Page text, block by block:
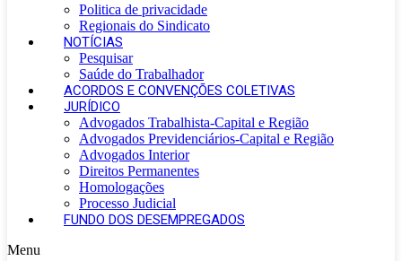
Politica de privacidade
Regionais do Sindicato
NOTÍCIAS
Pesquisar
Saúde do Trabalhador
ACORDOS E CONVENÇÕES COLETIVAS
JURÍDICO
Advogados Trabalhista-Capital e Região
Advogados Previdenciários-Capital e Região
Advogados Interior
Direitos Permanentes
Homologações
Processo Judicial
FUNDO DOS DESEMPREGADOS
Menu